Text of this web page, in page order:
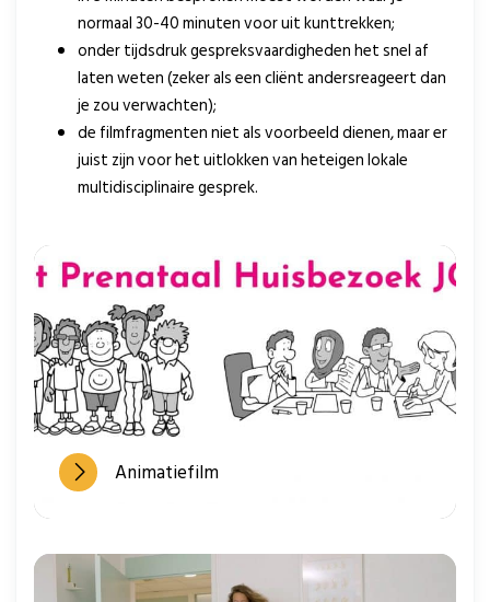
normaal 30-40 minuten voor uit kunttrekken;
onder tijdsdruk gespreksvaardigheden het snel af
laten weten (zeker als een cliënt andersreageert dan
je zou verwachten);
de filmfragmenten niet als voorbeeld dienen, maar er
juist zijn voor het uitlokken van heteigen lokale
multidisciplinaire gesprek.
Animatiefilm